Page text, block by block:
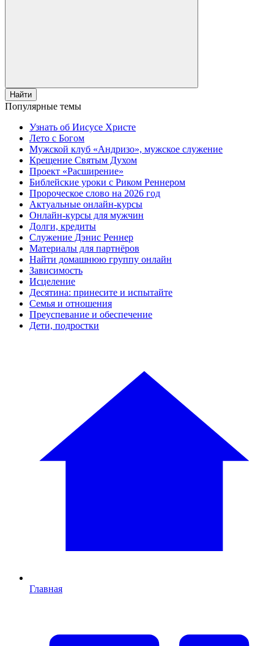
Найти
Популярные темы
Узнать об Иисусе Христе
Лето с Богом
Мужской клуб «Андризо», мужское служение
Крещение Святым Духом
Проект «Расширение»
Библейские уроки с Риком Реннером
Пророческое слово на 2026 год
Актуальные онлайн-курсы
Онлайн-курсы для мужчин
Долги, кредиты
Служение Дэнис Реннер
Материалы для партнёров
Найти домашнюю группу онлайн
Зависимость
Исцеление
Десятина: принесите и испытайте
Семья и отношения
Преуспевание и обеспечение
Дети, подростки
Главная